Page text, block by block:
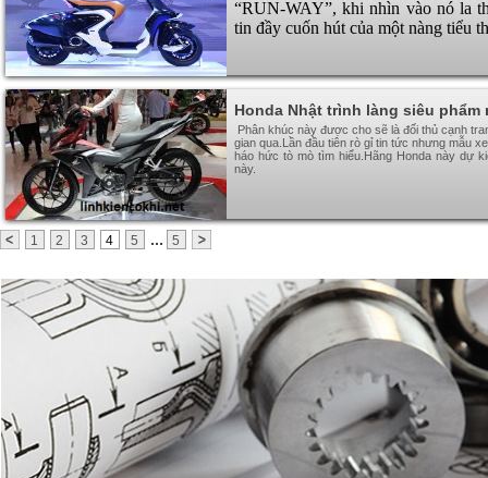
“RUN-WAY”, khi nhìn vào nó la
tin đầy cuốn hút của một nàng tiểu
Honda Nhật trình làng siêu phẩm
Phân khúc này được cho sẽ là đối thủ cạnh
gian qua.Lần đầu tiên rò gỉ tin tức nhưng mẫu
háo hức tò mò tìm hiểu.Hãng Honda này dự
này.
1 2 3 4 5 ... 5